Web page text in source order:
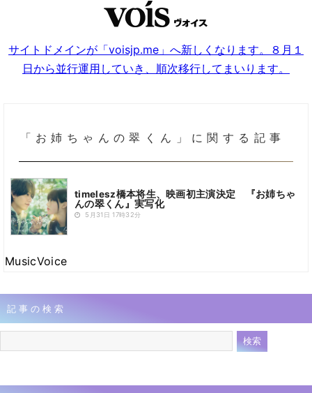
サイトドメインが「voisjp.me」へ新しくなります。８月１
日から並行運用していき、順次移行してまいります。
「お姉ちゃんの翠くん」に関する記事
timelesz橋本将生、映画初主演決定 『お姉ちゃ
んの翠くん』実写化
5月31日 17時32分
MusicVoice
記事の検索